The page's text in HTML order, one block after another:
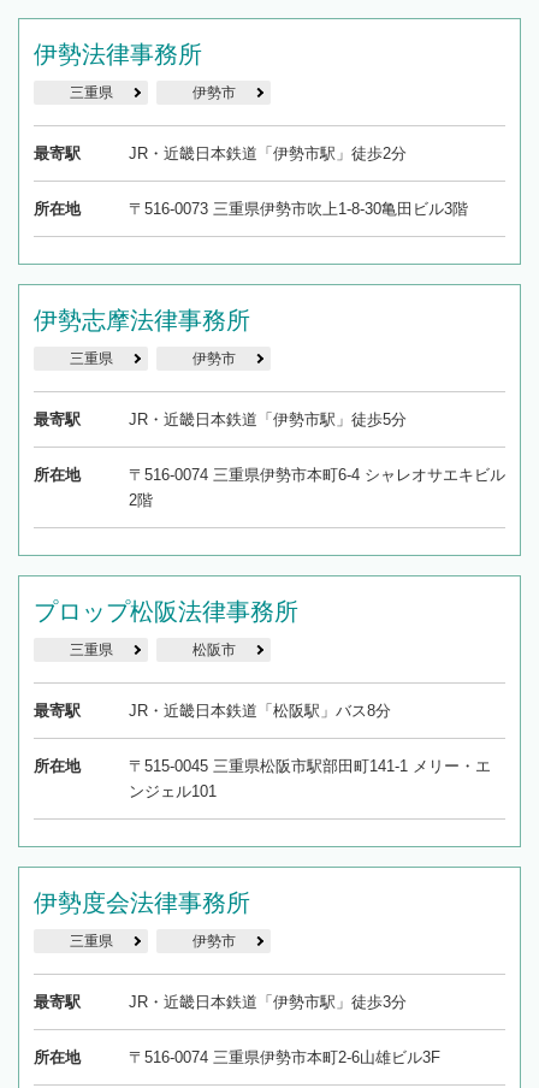
伊勢法律事務所
三重県 伊勢市
最寄駅 JR・近畿日本鉄道「伊勢市駅」徒歩2分
所在地 〒516-0073 三重県伊勢市吹上1-8-30亀田ビル3階
伊勢志摩法律事務所
三重県 伊勢市
最寄駅 JR・近畿日本鉄道「伊勢市駅」徒歩5分
所在地
〒516-0074 三重県伊勢市本町6-4 シャレオサエキビル
2階
プロップ松阪法律事務所
三重県 松阪市
最寄駅 JR・近畿日本鉄道「松阪駅」バス8分
所在地
〒515-0045 三重県松阪市駅部田町141-1 メリー・エ
ンジェル101
伊勢度会法律事務所
三重県 伊勢市
最寄駅 JR・近畿日本鉄道「伊勢市駅」徒歩3分
所在地 〒516-0074 三重県伊勢市本町2-6山雄ビル3F